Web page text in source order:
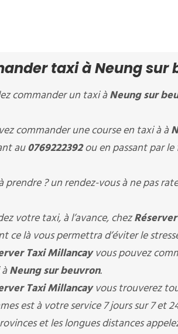
taxi à Neung sur
commander un taxi àNeung sur
commander une course en taxi à à
au0769222392ou en passant par
prendre ? un rendez-vous à ne pas
votre taxi, à l’avance, chez
ce là vous permettra d’éviter le
Taxi Millancayvous pouvez
Neung sur beuvron.
Taxi Millancayvous trouverez
est à votre service 7 jours sur 7 et
et les longues distances